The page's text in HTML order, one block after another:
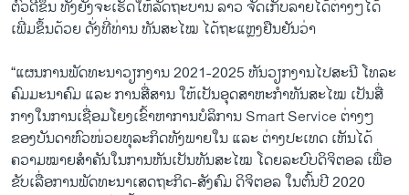
ຕົວດີຂຶ້ນ ທັງຍັງຈະເຮັດໃຫ້ລັດຖະບານ ລາວ ຈັດເກັບລາຍໄດ້ຕ່າງໆໄດ້
ເພີ່ມຂຶ້ນດ້ວຍ ດັ່ງທີ່ທ່ານ ທັນສະໄໝ ໄດ້ຖະແຫຼງຢືນຢັນວ່າ
“ແຜນການພັດທະນາວຽກງານ 2021-2025 ຫັນວຽກງານໄປສະນີ ໂທລະ
ຄົມມະນາຄົມ ແລະ ການສື່ສານ ໃຫ້ເປັນອຸດສາຫະກຳທັນສະໄໝ ເປັນສື່
ກາງໃນການເຊື່ອມໂຍງເຂົ້າຫາການບໍລິການ Smart Service ຕ່າງໆ
ຂອງບັນດາຫົວໜ່ວຍທຸລະກິດທັງພາຍໃນ ແລະ ຕ່າງປະເທດ ເຫັນໄດ້
ຄວາມໝາຍສຳຄັນໃນການຫັນເປັນທັນສະໄໝ ໂດຍລະບົບດິຈິຕອລ ເພື່ອ
ຂັບເລື່ອການພັດທະນາເສດຖະກິດ-ສັງຄົມ ດິຈິຕອລ ໃນຕົ້ນປີ 2020